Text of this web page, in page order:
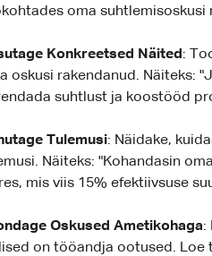
oma suhtlemisoskusi
Konkreetsed Näited :
oskusi rakendanud. Näiteks:
suhtlust ja koostööd
Tulemusi: Näidake,
Näiteks: "Kohandasin
mis viis 15% efektiivsuse
Oskused Ametikohaga:
on tööandja ootused. Loe